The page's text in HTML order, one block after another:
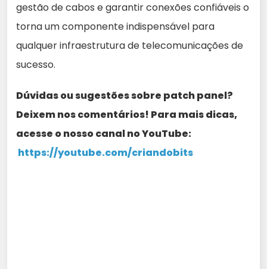
gestão de cabos e garantir conexões confiáveis o
torna um componente indispensável para
qualquer infraestrutura de telecomunicações de
sucesso.
Dúvidas ou sugestões sobre patch panel?
Deixem nos comentários! Para mais dicas,
acesse o nosso canal no YouTube:
https://youtube.com/criandobits